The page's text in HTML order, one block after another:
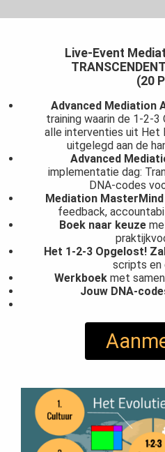
Live-Event
(20
Advanced Mediation
training waarin de 1-2-
alle interventies uit Het
uitgelegd aan de
Advanced
implementatie dag:
DNA-codes
Mediation
feedback,
Boek naar keuze
Het 1-2-3 Opgelost!
scripts en
Werkboekmet
Jouw DNA-